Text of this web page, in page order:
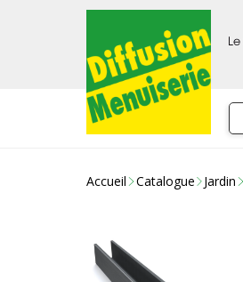
Accueil Catalogue Jardin